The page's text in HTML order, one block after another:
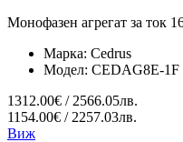
Монофазен агрегат за ток
Марка: Cedrus
Модел: CEDAG8E-1F
1312.00€ / 2566.05лв.
1154.00€ / 2257.03лв.
Виж